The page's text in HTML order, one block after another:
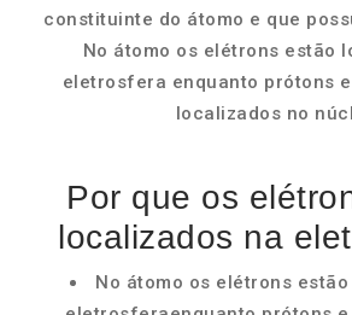
constituinte do átomo e que
No átomo os elétrons estão
eletrosfera enquanto prótons
localizados no
Por que os
localizados na
No átomo os elétrons